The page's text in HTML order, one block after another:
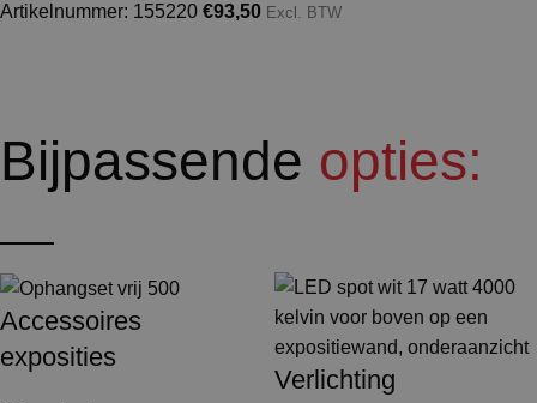
Artikelnummer: 155220 €93,50 Excl. BTW
Bijpassende opties:
Accessoires
exposities
Verlichting